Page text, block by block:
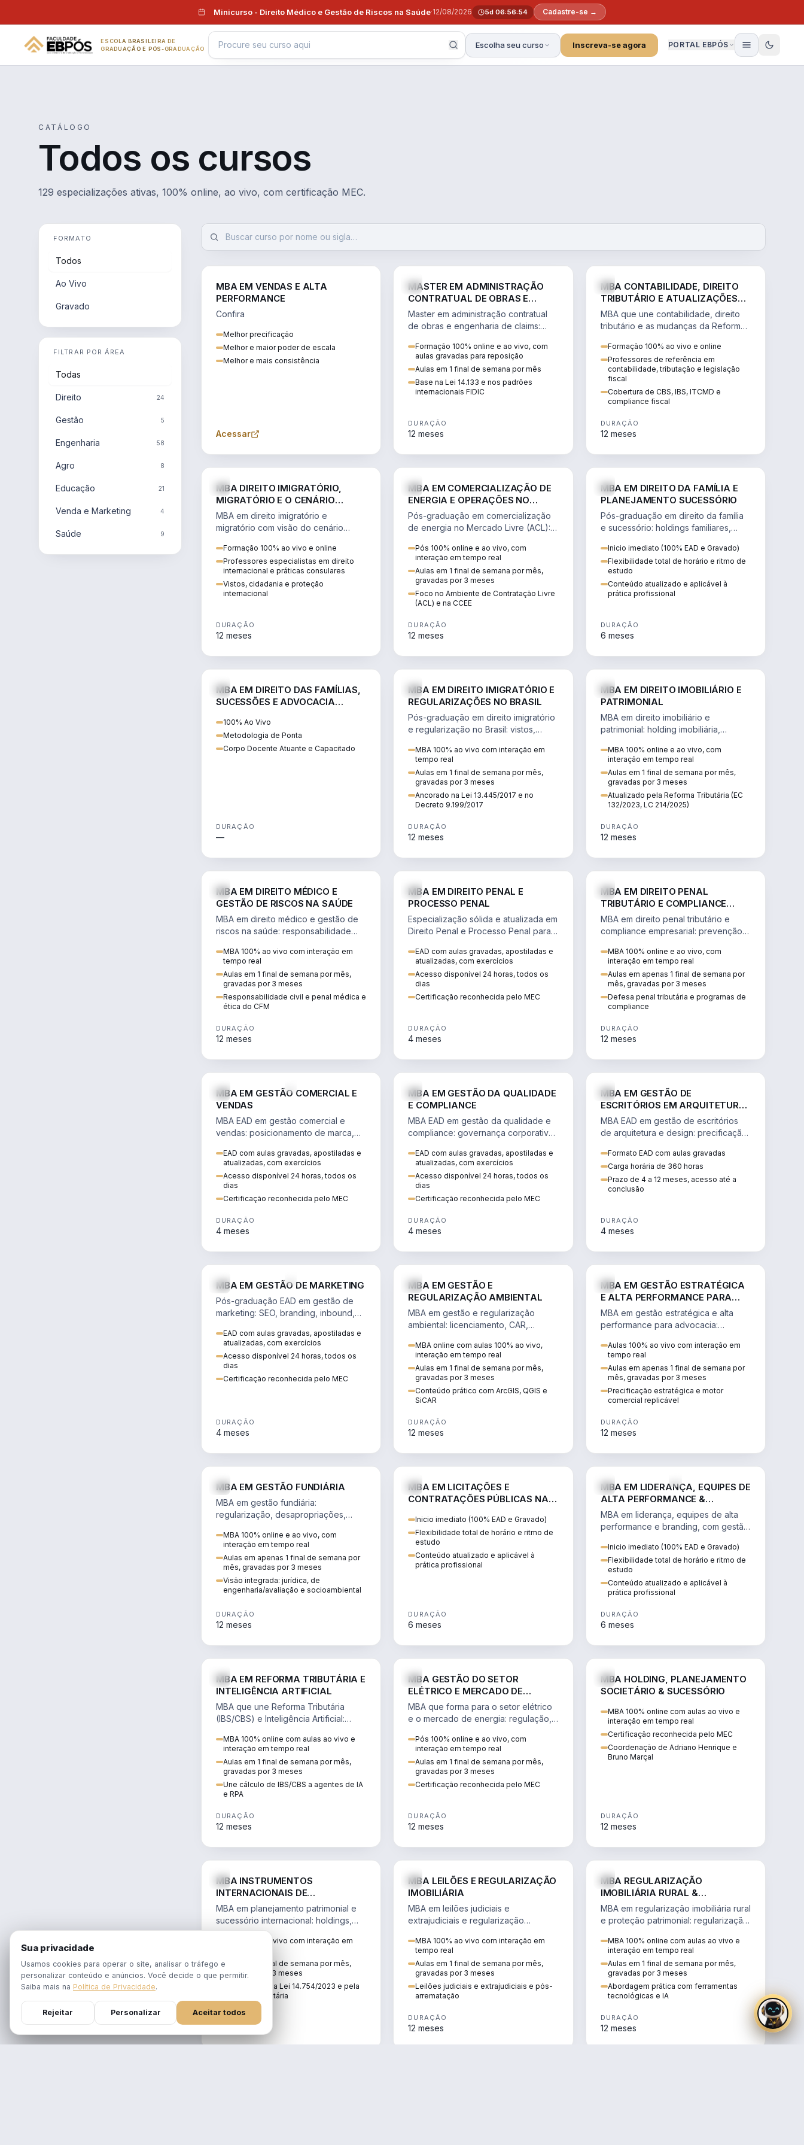
Minicurso - Direito Médico e Gestão de Riscos na Saúde·12/08/2026 5d 06:56:53 Cadastre-se →
ESCOLA BRASILEIRA DE
GRADUAÇÃO E PÓS-GRADUAÇÃO
Escolha seu curso Inscreva-se agora PORTAL EBPÓS
CATÁLOGO
Todos os cursos
129 especializações ativas, 100% online, ao vivo, com certificação MEC.
FORMATO
Todos
Ao Vivo
Gravado
FILTRAR POR ÁREA
Todas
Direito 24
Gestão 5
Engenharia 58
Agro 8
Educação 21
Venda e Marketing 4
Saúde 9
MBA EM VENDAS E ALTA
PERFORMANCE
Confira
Melhor precificação
Melhor e maior poder de escala
Melhor e mais consistência
Acessar
MASTER EM ADMINISTRAÇÃO
CONTRATUAL DE OBRAS E
ENGENHARIA DE CLAIMS
Master em administração contratual
de obras e engenharia de claims:
pleitos, delay analysis e FIDIC.
Formação 100% online e ao vivo, com
aulas gravadas para reposição
Aulas em 1 final de semana por mês
Base na Lei 14.133 e nos padrões
internacionais FIDIC
DURAÇÃO
12 meses
MBA CONTABILIDADE, DIREITO
TRIBUTÁRIO E ATUALIZAÇÕES
DA REFORMA TRIBUTÁRIA
MBA que une contabilidade, direito
tributário e as mudanças da Reforma
estratégica no novo cenário.
Formação 100% ao vivo e online
Professores de referência em
contabilidade, tributação e legislação
fiscal
Cobertura de CBS, IBS, ITCMD e
compliance fiscal
DURAÇÃO
12 meses
MBA DIREITO IMIGRATÓRIO,
MIGRATÓRIO E O CENÁRIO
INTERNACIONAL
MBA em direito imigratório e
migratório com visão do cenário
regularização e consultoria
transnacional.
Formação 100% ao vivo e online
Professores especialistas em direito
internacional e práticas consulares
Vistos, cidadania e proteção
internacional
DURAÇÃO
12 meses
MBA EM COMERCIALIZAÇÃO DE
ENERGIA E OPERAÇÕES NO
MERCADO LIVRE
Pós-graduação em comercialização
de energia no Mercado Livre (ACL):
risco e migração de clientes.
Pós 100% online e ao vivo, com
interação em tempo real
Aulas em 1 final de semana por mês,
gravadas por 3 meses
Foco no Ambiente de Contratação Livre
(ACL) e na CCEE
DURAÇÃO
12 meses
MBA EM DIREITO DA FAMÍLIA E
PLANEJAMENTO SUCESSÓRIO
Pós-graduação em direito da família
e sucessório: holdings familiares,
tributação da sucessão.
Inicio imediato (100% EAD e Gravado)
Flexibilidade total de horário e ritmo de
estudo
Conteúdo atualizado e aplicável à
prática profissional
DURAÇÃO
6 meses
MBA EM DIREITO DAS FAMÍLIAS,
SUCESSÕES E ADVOCACIA
100% Ao Vivo
Metodologia de Ponta
Corpo Docente Atuante e Capacitado
DURAÇÃO
—
MBA EM DIREITO IMIGRATÓRIO E
REGULARIZAÇÕES NO BRASIL
Pós-graduação em direito imigratório
e regularização no Brasil: vistos,
tributação do imigrante.
MBA 100% ao vivo com interação em
tempo real
Aulas em 1 final de semana por mês,
gravadas por 3 meses
Ancorado na Lei 13.445/2017 e no
Decreto 9.199/2017
DURAÇÃO
12 meses
MBA EM DIREITO IMOBILIÁRIO E
PATRIMONIAL
MBA em direito imobiliário e
patrimonial: holding imobiliária,
contratos e impactos da Reforma
Tributária.
MBA 100% online e ao vivo, com
interação em tempo real
Aulas em 1 final de semana por mês,
gravadas por 3 meses
Atualizado pela Reforma Tributária (EC
132/2023, LC 214/2025)
DURAÇÃO
12 meses
MBA EM DIREITO MÉDICO E
GESTÃO DE RISCOS NA SAÚDE
MBA em direito médico e gestão de
riscos na saúde: responsabilidade
judicialização e planejamento
patrimonial.
MBA 100% ao vivo com interação em
tempo real
Aulas em 1 final de semana por mês,
gravadas por 3 meses
Responsabilidade civil e penal médica e
ética do CFM
DURAÇÃO
12 meses
MBA EM DIREITO PENAL E
PROCESSO PENAL
Especialização sólida e atualizada em
Direito Penal e Processo Penal para a
jurídicos.
EAD com aulas gravadas, apostiladas e
atualizadas, com exercícios
Acesso disponível 24 horas, todos os
dias
Certificação reconhecida pelo MEC
DURAÇÃO
4 meses
MBA EM DIREITO PENAL
TRIBUTÁRIO E COMPLIANCE
EMPRESARIAL
MBA em direito penal tributário e
compliance empresarial: prevenção à
tributários e auditoria.
MBA 100% online e ao vivo, com
interação em tempo real
Aulas em apenas 1 final de semana por
mês, gravadas por 3 meses
Defesa penal tributária e programas de
compliance
DURAÇÃO
12 meses
MBA EM GESTÃO COMERCIAL E
VENDAS
MBA EAD em gestão comercial e
vendas: posicionamento de marca,
comportamento do consumidor na
era digital.
EAD com aulas gravadas, apostiladas e
atualizadas, com exercícios
Acesso disponível 24 horas, todos os
dias
Certificação reconhecida pelo MEC
DURAÇÃO
4 meses
MBA EM GESTÃO DA QUALIDADE
E COMPLIANCE
MBA EAD em gestão da qualidade e
compliance: governança corporativa,
contínua e IA aplicada a processos.
EAD com aulas gravadas, apostiladas e
atualizadas, com exercícios
Acesso disponível 24 horas, todos os
dias
Certificação reconhecida pelo MEC
DURAÇÃO
4 meses
MBA EM GESTÃO DE
ESCRITÓRIOS EM ARQUITETURA
E DESIGN
MBA EAD em gestão de escritórios
de arquitetura e design: precificação,
gestão de equipes criativas.
Formato EAD com aulas gravadas
Carga horária de 360 horas
Prazo de 4 a 12 meses, acesso até a
conclusão
DURAÇÃO
4 meses
MBA EM GESTÃO DE MARKETING
Pós-graduação EAD em gestão de
marketing: SEO, branding, inbound,
decisões orientadas por dados.
EAD com aulas gravadas, apostiladas e
atualizadas, com exercícios
Acesso disponível 24 horas, todos os
dias
Certificação reconhecida pelo MEC
DURAÇÃO
4 meses
MBA EM GESTÃO E
REGULARIZAÇÃO AMBIENTAL
MBA em gestão e regularização
ambiental: licenciamento, CAR,
perícia ambiental com ArcGIS, QGIS e
SiCAR.
MBA online com aulas 100% ao vivo,
interação em tempo real
Aulas em 1 final de semana por mês,
gravadas por 3 meses
Conteúdo prático com ArcGIS, QGIS e
SiCAR
DURAÇÃO
12 meses
MBA EM GESTÃO ESTRATÉGICA
E ALTA PERFORMANCE PARA
ADVOCACIA
MBA em gestão estratégica e alta
performance para advocacia:
escalável, lucrativo e bem
precificado.
Aulas 100% ao vivo com interação em
tempo real
Aulas em apenas 1 final de semana por
mês, gravadas por 3 meses
Precificação estratégica e motor
comercial replicável
DURAÇÃO
12 meses
MBA EM GESTÃO FUNDIÁRIA
MBA em gestão fundiária:
regularização, desapropriações,
ambiental em projetos de
infraestrutura.
MBA 100% online e ao vivo, com
interação em tempo real
Aulas em apenas 1 final de semana por
mês, gravadas por 3 meses
Visão integrada: jurídica, de
engenharia/avaliação e socioambiental
DURAÇÃO
12 meses
MBA EM LICITAÇÕES E
CONTRATAÇÕES PÚBLICAS NA
Inicio imediato (100% EAD e Gravado)
Flexibilidade total de horário e ritmo de
estudo
Conteúdo atualizado e aplicável à
prática profissional
DURAÇÃO
6 meses
MBA EM LIDERANÇA, EQUIPES DE
ALTA PERFORMANCE &
BRANDING
MBA em liderança, equipes de alta
performance e branding, com gestão
e comunicação persuasiva.
Inicio imediato (100% EAD e Gravado)
Flexibilidade total de horário e ritmo de
estudo
Conteúdo atualizado e aplicável à
prática profissional
DURAÇÃO
6 meses
MBA EM REFORMA TRIBUTÁRIA E
INTELIGÊNCIA ARTIFICIAL
MBA que une Reforma Tributária
(IBS/CBS) e Inteligência Artificial:
RPA e automação da rotina fiscal.
MBA 100% online com aulas ao vivo e
interação em tempo real
Aulas em 1 final de semana por mês,
gravadas por 3 meses
Une cálculo de IBS/CBS a agentes de IA
e RPA
DURAÇÃO
12 meses
MBA GESTÃO DO SETOR
ELÉTRICO E MERCADO DE
ENERGIA
MBA que forma para o setor elétrico
e o mercado de energia: regulação,
transmissão e revisão tarifária.
Pós 100% online e ao vivo, com
interação em tempo real
Aulas em 1 final de semana por mês,
gravadas por 3 meses
Certificação reconhecida pelo MEC
DURAÇÃO
12 meses
MBA HOLDING, PLANEJAMENTO
SOCIETÁRIO & SUCESSÓRIO
MBA 100% online com aulas ao vivo e
interação em tempo real
Certificação reconhecida pelo MEC
Coordenação de Adriano Henrique e
Bruno Marçal
DURAÇÃO
12 meses
MBA INSTRUMENTOS
INTERNACIONAIS DE
PLANEJAMENTO PATRIMONIAL &
SUCESSÓRIO
MBA em planejamento patrimonial e
sucessório internacional: holdings,
trusts e offshore sob a Lei
14.754/2023 e a Reforma Tributária.
MBA 100% ao vivo com interação em
Aulas em 1 final de semana por mês,
gravadas por 3 meses
Atualizado pela Lei 14.754/2023 e pela
Reforma Tributária
DURAÇÃO
12 meses
MBA LEILÕES E REGULARIZAÇÃO
IMOBILIÁRIA
MBA em leilões judiciais e
extrajudiciais e regularização
alienação fiduciária e pós-
arrematação.
MBA 100% ao vivo com interação em
tempo real
Aulas em 1 final de semana por mês,
gravadas por 3 meses
Leilões judiciais e extrajudiciais e pós-
arrematação
DURAÇÃO
12 meses
MBA REGULARIZAÇÃO
IMOBILIÁRIA RURAL &
PROTEÇÃO PATRIMONIAL
MBA em regularização imobiliária rural
e proteção patrimonial: regularização
rural.
MBA 100% online com aulas ao vivo e
interação em tempo real
Aulas em 1 final de semana por mês,
gravadas por 3 meses
Abordagem prática com ferramentas
tecnológicas e IA
DURAÇÃO
12 meses
Sua privacidade
Usamos cookies para operar o site, analisar o tráfego e
personalizar conteúdo e anúncios. Você decide o que permitir.
Saiba mais na Política de Privacidade.
Rejeitar Personalizar Aceitar todos